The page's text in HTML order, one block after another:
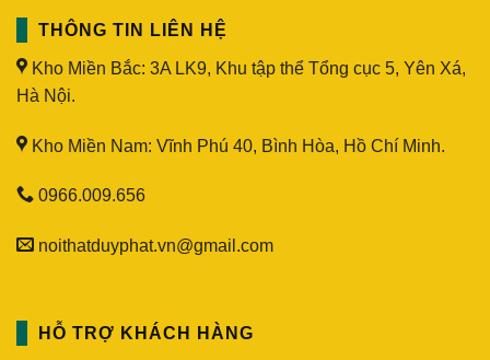
THÔNG TIN LIÊN HỆ
Kho Miền Bắc: 3A LK9, Khu tập thể Tổng cục 5, Yên Xá,
Hà Nội.
Kho Miền Nam: Vĩnh Phú 40, Bình Hòa, Hồ Chí Minh.
0966.009.656
noithatduyphat.vn@gmail.com
HỖ TRỢ KHÁCH HÀNG